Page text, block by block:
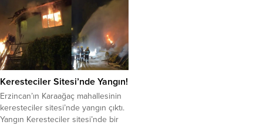
Keresteciler Sitesi’nde Yangın!
Erzincan’ın Karaağaç mahallesinin
keresteciler sitesi’nde yangın çıktı.
Yangın Keresteciler sitesi’nde bir